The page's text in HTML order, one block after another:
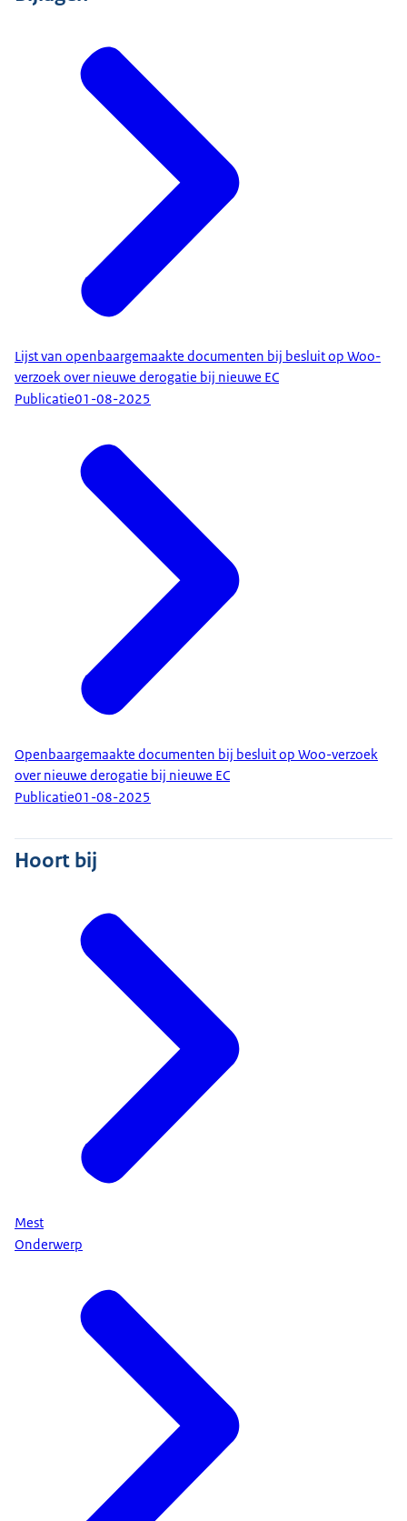
Lijst van openbaargemaakte documenten bij besluit op Woo-
verzoek over nieuwe derogatie bij nieuwe EC
Publicatie01-08-2025
Openbaargemaakte documenten bij besluit op Woo-verzoek
over nieuwe derogatie bij nieuwe EC
Publicatie01-08-2025
Hoort bij
Mest
Onderwerp